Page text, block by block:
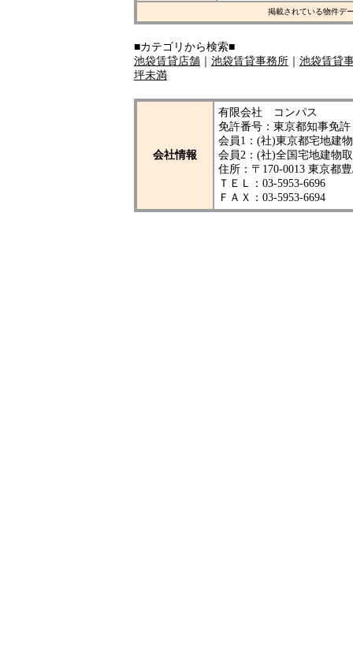
掲載されている物件デ
■カテゴリから検索■
池袋賃貸店舗
池袋賃貸事務所
池袋賃貸
坪未満
会社情報
有限会社 コンパス
免許番号：東京都知事免許
会員1：(社)東京都宅地建
会員2：(社)全国宅地建物
住所：〒170-0013 東京都
ＴＥＬ：03-5953-6696
ＦＡＸ：03-5953-6694